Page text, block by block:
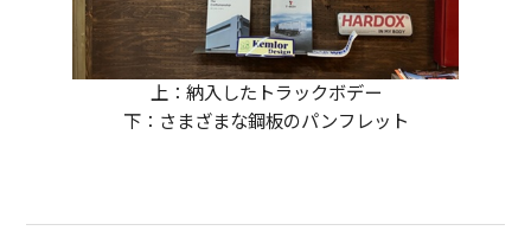
上：納入したトラックボデー
下：さまざまな鋼板のパンフレット